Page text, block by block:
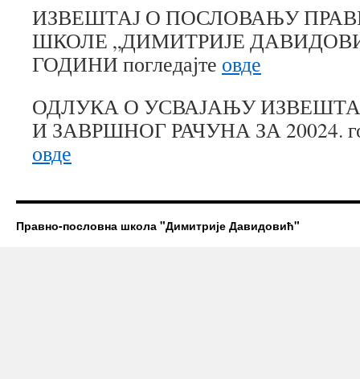
ИЗВЕШТАЈ О ПОСЛОВАЊУ
ШКОЛЕ „ДИМИТРИЈЕ
ГОДИНИ погледајте овде
ОДЛУКА О УСВАЈАЊУ
И ЗАВРШНОГ РАЧУНА ЗА 20024.
овде
Правно-пословна школа "Димитрије Давидовић"